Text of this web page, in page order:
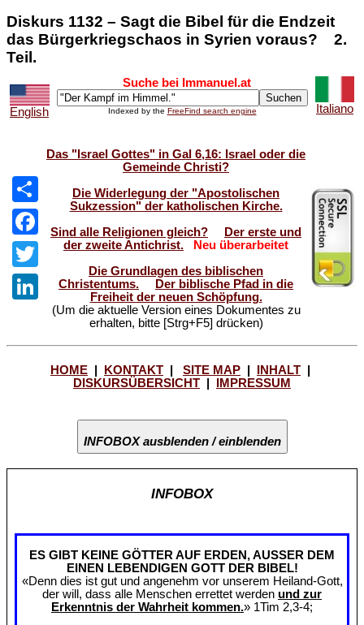
Diskurs 1132 – Sagt die Bibel für die Endzeit
das Bürgerkriegschaos in Syrien voraus? 2.
Teil.
English
Suche bei Immanuel.at
Indexed by the FreeFind search engine Italiano
Share
Facebook
Twitter
LinkedIn
Das "Israel Gottes" in Gal 6,16: Israel oder die
Gemeinde Christi?
Die Widerlegung der "Apostolischen
Sukzession" der katholischen Kirche.
Sind alle Religionen gleich?
Der erste und
der zweite Antichrist.
Neu überarbeitet
Die Grundlagen des biblischen
Christentums.
Der biblische Pfad in die
Freiheit der neuen Schöpfung.
(Um die aktuelle Version eines Dokumentes zu
erhalten, bitte [Strg+F5] drücken)
HOME KONTAKT SITE MAP INHALT
DISKURSÜBERSICHT
IMPRESSUM
INFOBOX ausblenden / einblenden
INFOBOX
ES GIBT KEINE GÖTTER AUF ERDEN, AUSSER DEM
EINEN LEBENDIGEN GOTT DER BIBEL!
«Denn dies ist gut und angenehm vor unserem Heiland-Gott,
der will, dass alle Menschen errettet werden und zur
Erkenntnis der Wahrheit kommen.» 1Tim 2,3-4;